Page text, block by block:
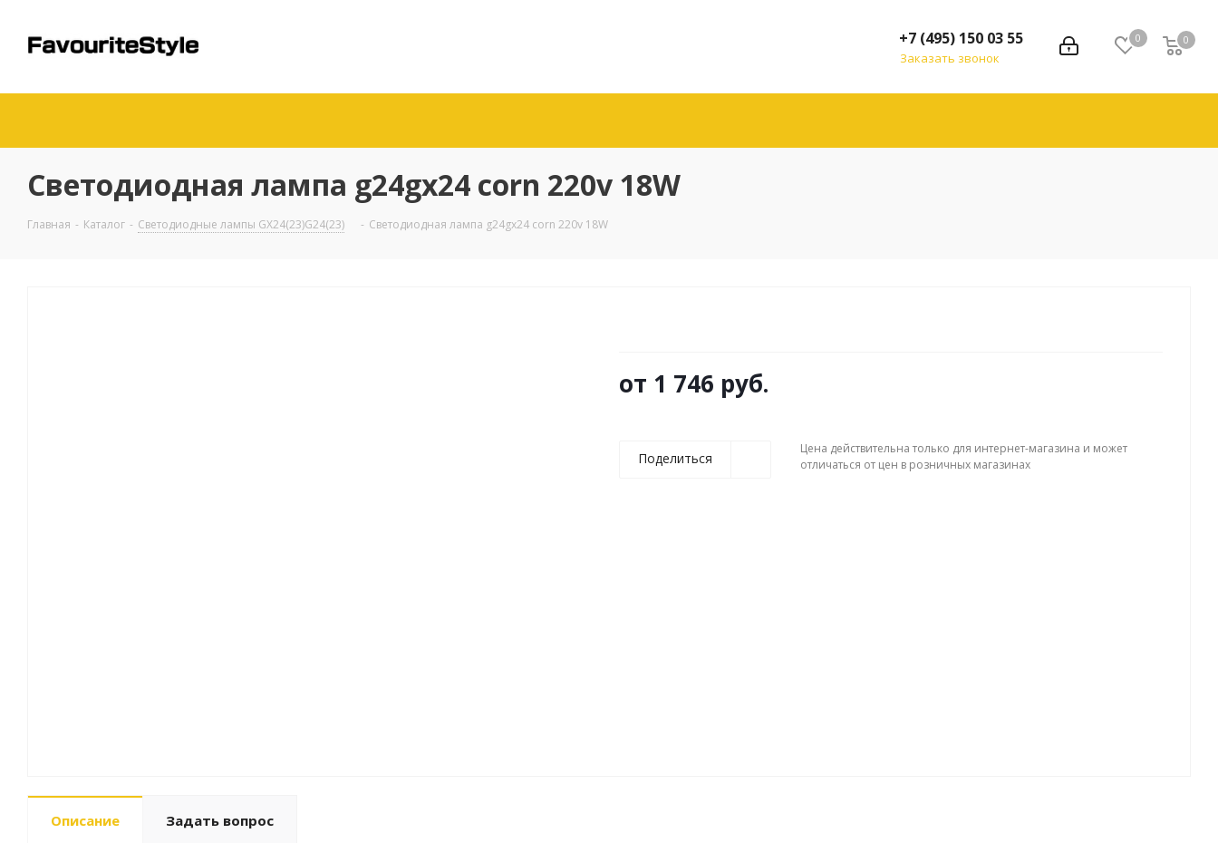
0 0
+7 (495) 150 03 55
Заказать звонок
Светодиодная лампа g24gx24 corn 220v 18W
Главная - Каталог - Светодиодные лампы GX24(23)G24(23) - Светодиодная лампа g24gx24 corn 220v 18W
от 1 746 руб.
Поделиться
Цена действительна только для интернет-магазина и может
отличаться от цен в розничных магазинах
Описание Задать вопрос